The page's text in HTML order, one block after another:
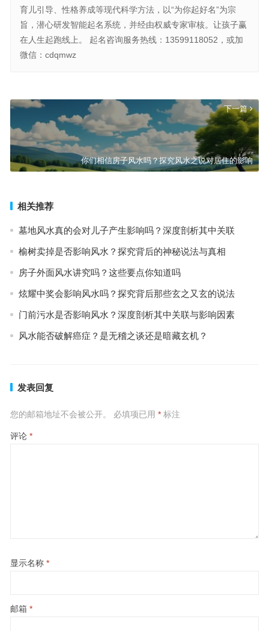
育儿引导、性格养成等现代科学方法，以“为你起好名”为宗
旨，潜心研发智能起名系统，并经由权威专家审核。让孩子赢
在人生起跑线上。 起名咨询服务热线：13599118052，或加
微信：cdqmwz
下一篇
你们相信房子风水吗？探究风水之说对居住的影响
相关推荐
墓地风水真的会对儿子产生影响吗？深度剖析其中关联
榆树卖掉是否影响风水？探究背后的神秘说法与真相
房子外面风水讲究吗？这些要点你知道吗
炫耀中奖会影响风水吗？探究背后那些玄之又玄的说法
门前污水是否影响风水？深度剖析其中关联与影响因素
风水能否破解癌症？是无稽之谈还是暗藏玄机？
发表回复
您的邮箱地址不会被公开。 必填项已用 *标注
评论 *
显示名称 *
邮箱 *